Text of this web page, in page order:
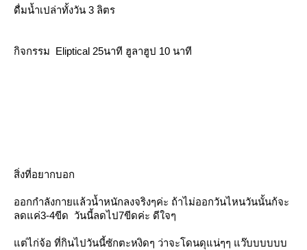
ดื่มน้ำเปล่าทั้งวัน 3 ลิตร
กิจกรรม Eliptical 25นาที ฮูลาฮูป 10 นาที
สิ่งที่อยากบอก
ออกกำลังกายแล้วน้ำหนักลงจริงๆค่ะ ถ้าไม่ออกวันไหนวันนั้นก้จะ
ลดแค่3-4ขีด วันนี้ลดไป7ขีดค่ะ ดีใจๆ
ต่ไก่จ้อ ที่กินไปวันนี้ซักตะหงิดๆ ว่าจะโดนดุแน่ๆๆ แว๊บบบบบบ